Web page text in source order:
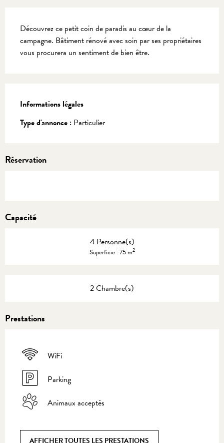
Découvrez ce petit coin de paradis au cœur de la
campagne. Bâtiment rénové avec soin par ses propriétaires
vous procurera un sentiment de bien être.
Informations légales
Informations légales
Type d'annonce : Particulier
Réservation
Capacité
4 Personne(s)
Superficie : 75 m2
2 Chambre(s)
Prestations
WiFi
Parking
Animaux acceptés
AFFICHER TOUTES LES PRESTATIONS